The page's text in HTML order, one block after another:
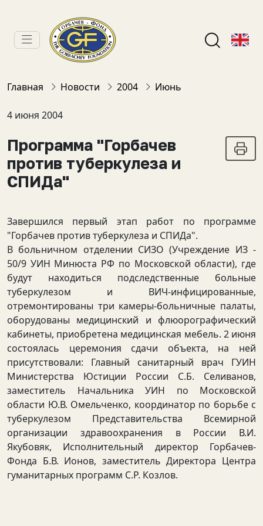
Главная Новости 2004 Июнь
4 июня 2004
Программа "Горбачев
против туберкулеза и
СПИДа"
Завершился первый этап работ по программе
"Горбачев против туберкулеза и СПИДа".
В больничном отделении СИЗО (Учреждение ИЗ -
50/9 УИН Минюста РФ по Московской области), где
будут находиться подследственные больные
туберкулезом и ВИЧ-инфицированные,
отремонтированы три камеры-больничные палаты,
оборудованы медицинский и флюорографический
кабинеты, приобретена медицинская мебель. 2 июня
состоялась церемония сдачи объекта, на ней
присутствовали: Главный санитарный врач ГУИН
Министерства Юстиции России С.Б. Селиванов,
заместитель Начальника УИН по Московской
области Ю.В. Омельченко, координатор по борьбе с
туберкулезом Представительства Всемирной
организации здравоохранения в России В.И.
Якубовяк, Исполнительный директор Горбачев-
Фонда Б.В. Ионов, заместитель Директора Центра
гуманитарных программ С.Р. Козлов.